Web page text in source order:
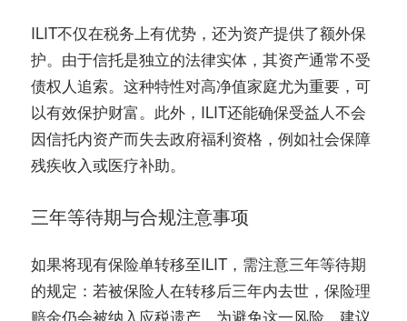
ILIT不仅在税务上有优势，还为资产提供了额外保
护。由于信托是独立的法律实体，其资产通常不受
债权人追索。这种特性对高净值家庭尤为重要，可
以有效保护财富。此外，ILIT还能确保受益人不会
因信托内资产而失去政府福利资格，例如社会保障
残疾收入或医疗补助。
三年等待期与合规注意事项
如果将现有保险单转移至ILIT，需注意三年等待期
的规定：若被保险人在转移后三年内去世，保险理
赔金仍会被纳入应税遗产。为避免这一风险，建议